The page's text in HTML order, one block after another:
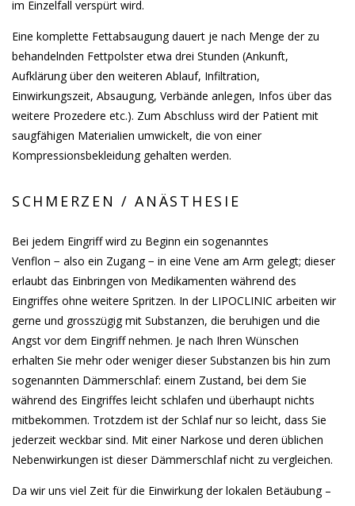
im Einzelfall verspürt wird.
Eine komplette Fettabsaugung dauert je nach Menge der zu
behandelnden Fettpolster etwa drei Stunden (Ankunft,
Aufklärung über den weiteren Ablauf, Infiltration,
Einwirkungszeit, Absaugung, Verbände anlegen, Infos über das
weitere Prozedere etc.). Zum Abschluss wird der Patient mit
saugfähigen Materialien umwickelt, die von einer
Kompressionsbekleidung gehalten werden.
SCHMERZEN / ANÄSTHESIE
Bei jedem Eingriff wird zu Beginn ein sogenanntes
Venflon − also ein Zugang − in eine Vene am Arm gelegt; dieser
erlaubt das Einbringen von Medikamenten während des
Eingriffes ohne weitere Spritzen. In der LIPOCLINIC arbeiten wir
gerne und grosszügig mit Substanzen, die beruhigen und die
Angst vor dem Eingriff nehmen. Je nach Ihren Wünschen
erhalten Sie mehr oder weniger dieser Substanzen bis hin zum
sogenannten Dämmerschlaf: einem Zustand, bei dem Sie
während des Eingriffes leicht schlafen und überhaupt nichts
mitbekommen. Trotzdem ist der Schlaf nur so leicht, dass Sie
jederzeit weckbar sind. Mit einer Narkose und deren üblichen
Nebenwirkungen ist dieser Dämmerschlaf nicht zu vergleichen.
Da wir uns viel Zeit für die Einwirkung der lokalen Betäubung –